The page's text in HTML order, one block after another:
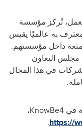
تُركز مؤسسة
به عالميًا يقيس
داخل مؤسستهم.
مجلس التعاون
في هذا المجال
في KnowBe4،
https://
.